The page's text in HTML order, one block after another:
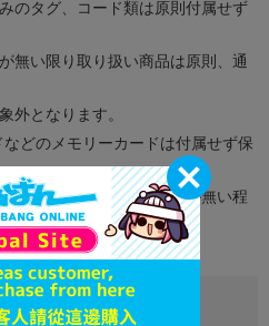
のタグ、コード類は原則付属せず
無い限り取り扱い商品は原則、通
外となります。
どのメモリーカードは付属せず保
に関しまして再生に支障が無い程
す。